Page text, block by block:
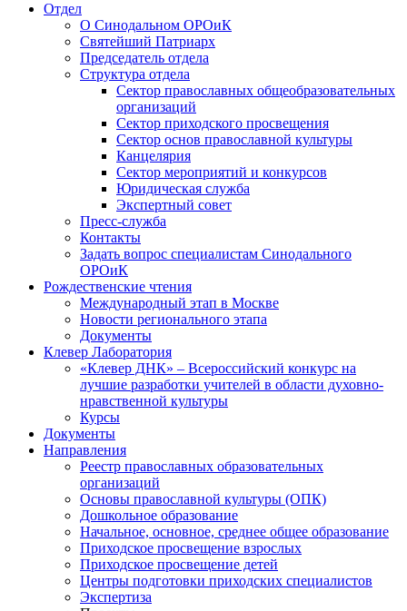
Отдел
О Синодальном ОРОиК
Святейший Патриарх
Председатель отдела
Структура отдела
Сектор православных общеобразовательных
организаций
Сектор приходского просвещения
Сектор основ православной культуры
Канцелярия
Сектор мероприятий и конкурсов
Юридическая служба
Экспертный совет
Пресс-служба
Контакты
Задать вопрос специалистам Синодального
ОРОиК
Рождественские чтения
Международный этап в Москве
Новости регионального этапа
Документы
Клевер Лаборатория
«Клевер ДНК» – Всероссийский конкурс на
лучшие разработки учителей в области духовно-
нравственной культуры
Курсы
Документы
Направления
Реестр православных образовательных
организаций
Основы православной культуры (ОПК)
Дошкольное образование
Начальное, основное, среднее общее образование
Приходское просвещение взрослых
Приходское просвещение детей
Центры подготовки приходских специалистов
Экспертиза